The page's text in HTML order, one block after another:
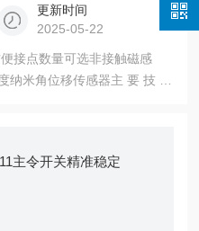
更新时间
2025-05-22
接点数量可选非接触磁感
纳米角位移传感器主 要 技 术